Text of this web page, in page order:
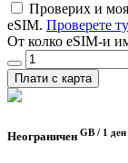
Проверих и
eSIM. Проверете
От колко eSIM-и
Плати с карта
Неограничен GB / 1 ден